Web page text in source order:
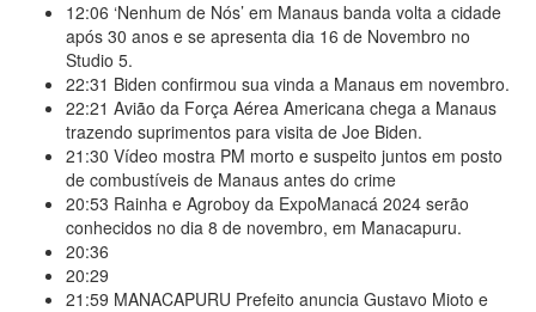
12:06 ‘Nenhum de Nós’ em Manaus banda volta a cidade
após 30 anos e se apresenta dia 16 de Novembro no
Studio 5.
22:31 Biden confirmou sua vinda a Manaus em novembro.
22:21 Avião da Força Aérea Americana chega a Manaus
trazendo suprimentos para visita de Joe Biden.
21:30 Vídeo mostra PM morto e suspeito juntos em posto
de combustíveis de Manaus antes do crime
20:53 Rainha e Agroboy da ExpoManacá 2024 serão
conhecidos no dia 8 de novembro, em Manacapuru.
20:36
20:29
21:59 MANACAPURU Prefeito anuncia Gustavo Mioto e